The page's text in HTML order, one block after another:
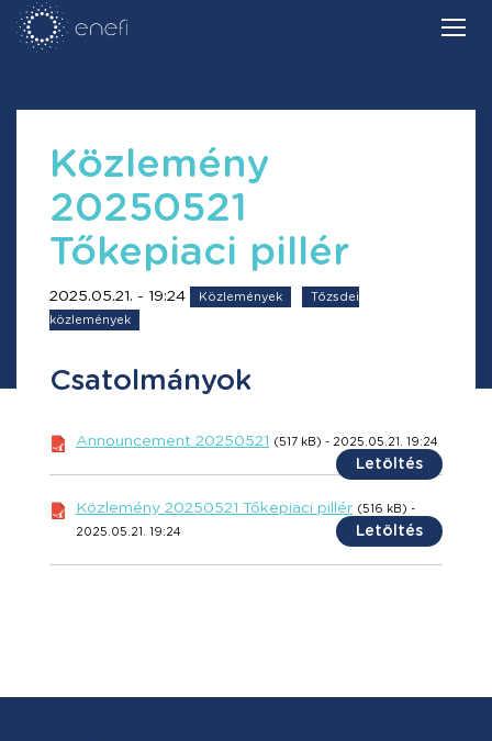
Közlemény
20250521
Tőkepiaci pillér
2025.05.21. - 19:24 Közlemények
Tőzsdei
közlemények
Csatolmányok
Announcement 20250521 (517 kB) - 2025.05.21. 19:24
Letöltés
Közlemény 20250521 Tőkepiaci pillér (516 kB) -
2025.05.21. 19:24 Letöltés